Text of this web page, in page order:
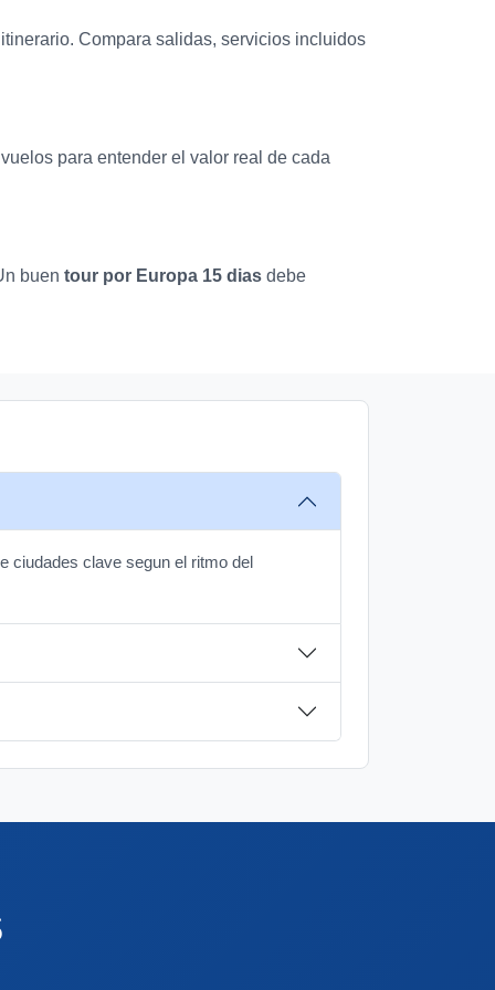
Compara salidas, servicios incluidos
para entender el valor real de cada
buen tour por Europa 15 dias debe
ciudades clave segun el ritmo del